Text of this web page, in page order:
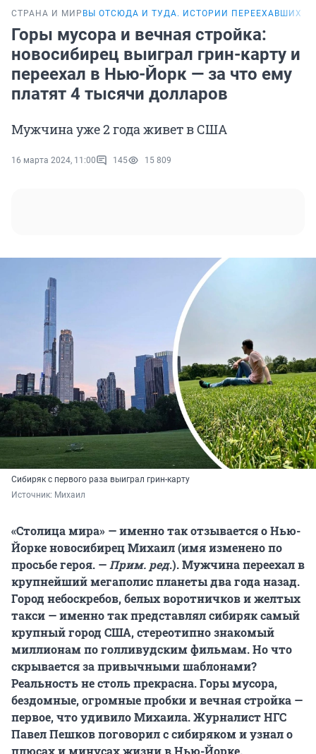
СТРАНА И МИР ВЫ ОТСЮДА И ТУДА. ИСТОРИИ ПЕРЕЕХАВШИХ
Горы мусора и вечная стройка:
новосибирец выиграл грин-карту и
переехал в Нью-Йорк — за что ему
платят 4 тысячи долларов
Мужчина уже 2 года живет в США
16 марта 2024, 11:00 145 15 809
Сибиряк с первого раза выиграл грин-карту
Источник: Михаил
«Столица мира» — именно так отзывается о Нью-
Йорке новосибирец Михаил (имя изменено по
просьбе героя. —Прим. ред.). Мужчина переехал в
крупнейший мегаполис планеты два года назад.
Город небоскребов, белых воротничков и желтых
такси — именно так представлял сибиряк самый
крупный город США, стереотипно знакомый
миллионам по голливудским фильмам. Но что
скрывается за привычными шаблонами?
Реальность не столь прекрасна. Горы мусора,
бездомные, огромные пробки и вечная стройка —
первое, что удивило Михаила. Журналист НГС
Павел Пешков поговорил с сибиряком и узнал о
плюсах и минусах жизни в Нью-Йорке.